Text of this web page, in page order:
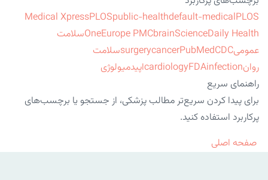
Medical XpressPLOSpublic-healthdefault-medicalPLOS
OneEurope PMCbrainScienceDaily Health
سلامت
عمومی
surgerycancerPubMedCDC
سلامت
روان
cardiologyFDAinfection
اپیدمیولوژی
راهنمای سریع
برای پیدا کردن سریع‌تر مطالب پزشکی، از جستجو یا برچسب‌های
پرکاربرد استفاده کنید.
صفحه اصلی